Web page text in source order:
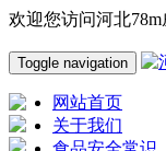
欢迎您访问河北
Toggle navigation
网站首页
关于我们